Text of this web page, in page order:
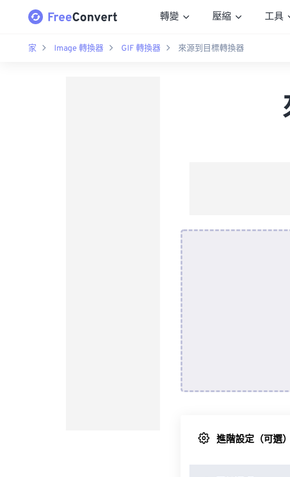
轉變 壓縮 工具
家 Image 轉換器 GIF 轉換器 來源到目標轉換器
進階設定（可選）